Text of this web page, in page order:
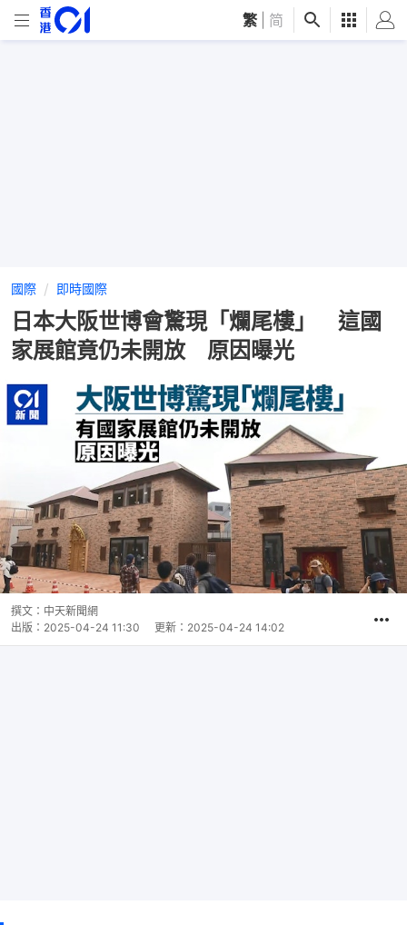
繁 简
國際 即時國際
日本大阪世博會驚現「爛尾樓」 這國
家展館竟仍未開放 原因曝光
撰文： 中天新聞網
出版： 2025-04-24 11:30 更新： 2025-04-24 14:02